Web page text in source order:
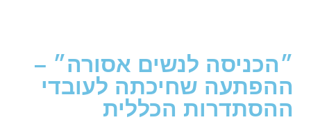
״הכניסה לנשים אסורה״ –
ההפתעה שחיכתה לעובדי
ההסתדרות הכללית